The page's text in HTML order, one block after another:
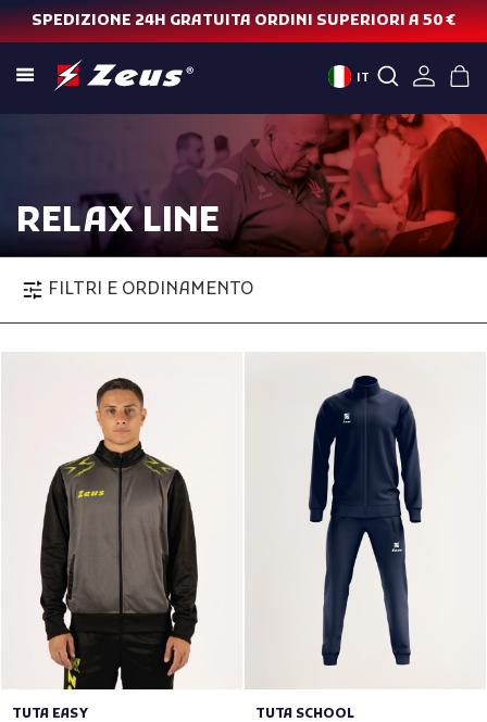
SPEDIZIONE 24H GRATUITA ORDINI SUPERIORI A 50 €
IT
RELAX LINE
FILTRI E ORDINAMENTO
TUTA EASY
TUTA SCHOOL